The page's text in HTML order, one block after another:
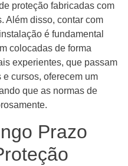
proteção fabricadas com
Além disso, contar com
é fundamental
colocadas de forma
experientes, que passam
cursos, oferecem um
que as normas de
Prazo